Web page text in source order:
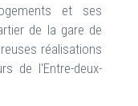
et ses
de la gare de
réalisations
de l'Entre-deux-